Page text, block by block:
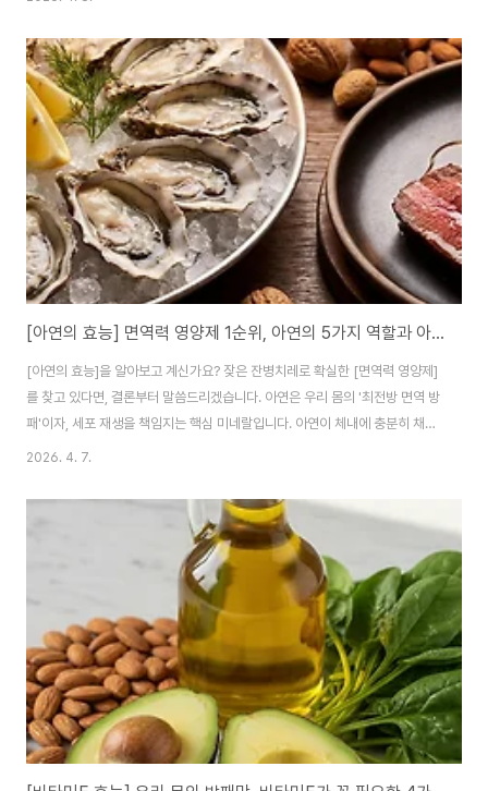
[아연의 효능] 면역력 영양제 1순위, 아연의 5가지 역할과 아연 부족 증상 해결법
[아연의 효능]을 알아보고 계신가요? 잦은 잔병치레로 확실한 [면역력 영양제]
를 찾고 있다면, 결론부터 말씀드리겠습니다. 아연은 우리 몸의 '최전방 면역 방
패'이자, 세포 재생을 책임지는 핵심 미네랄입니다. 아연이 체내에 충분히 채워
지면 바이러스 침투를 막고 피로를 빠르게 회복할 수 있습니다. 바쁜 현대인들
부족 증상], 그리고 똑똑한 섭취 방법까지 단 3분 만에 읽기 쉽게 정리해 드립
니다. 면역력의 핵심, 아연이 우리 몸에서 하는 5가지 역할 1. 강력한 면역 체계
가동 아연은 외부에서 침입하는 바이러스와 박테리아에 맞서 싸우는 면역 세포
(백혈구)의 생성을 돕습니다. 감기 초기에 아연을 섭취하면 질병의 지속 기간이
2026. 4. 7.